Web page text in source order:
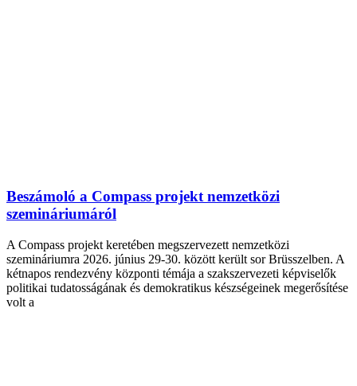
Beszámoló a Compass projekt nemzetközi
szemináriumáról
A Compass projekt keretében megszervezett nemzetközi
szemináriumra 2026. június 29-30. között került sor Brüsszelben. A
kétnapos rendezvény központi témája a szakszervezeti képviselők
politikai tudatosságának és demokratikus készségeinek megerősítése
volt a